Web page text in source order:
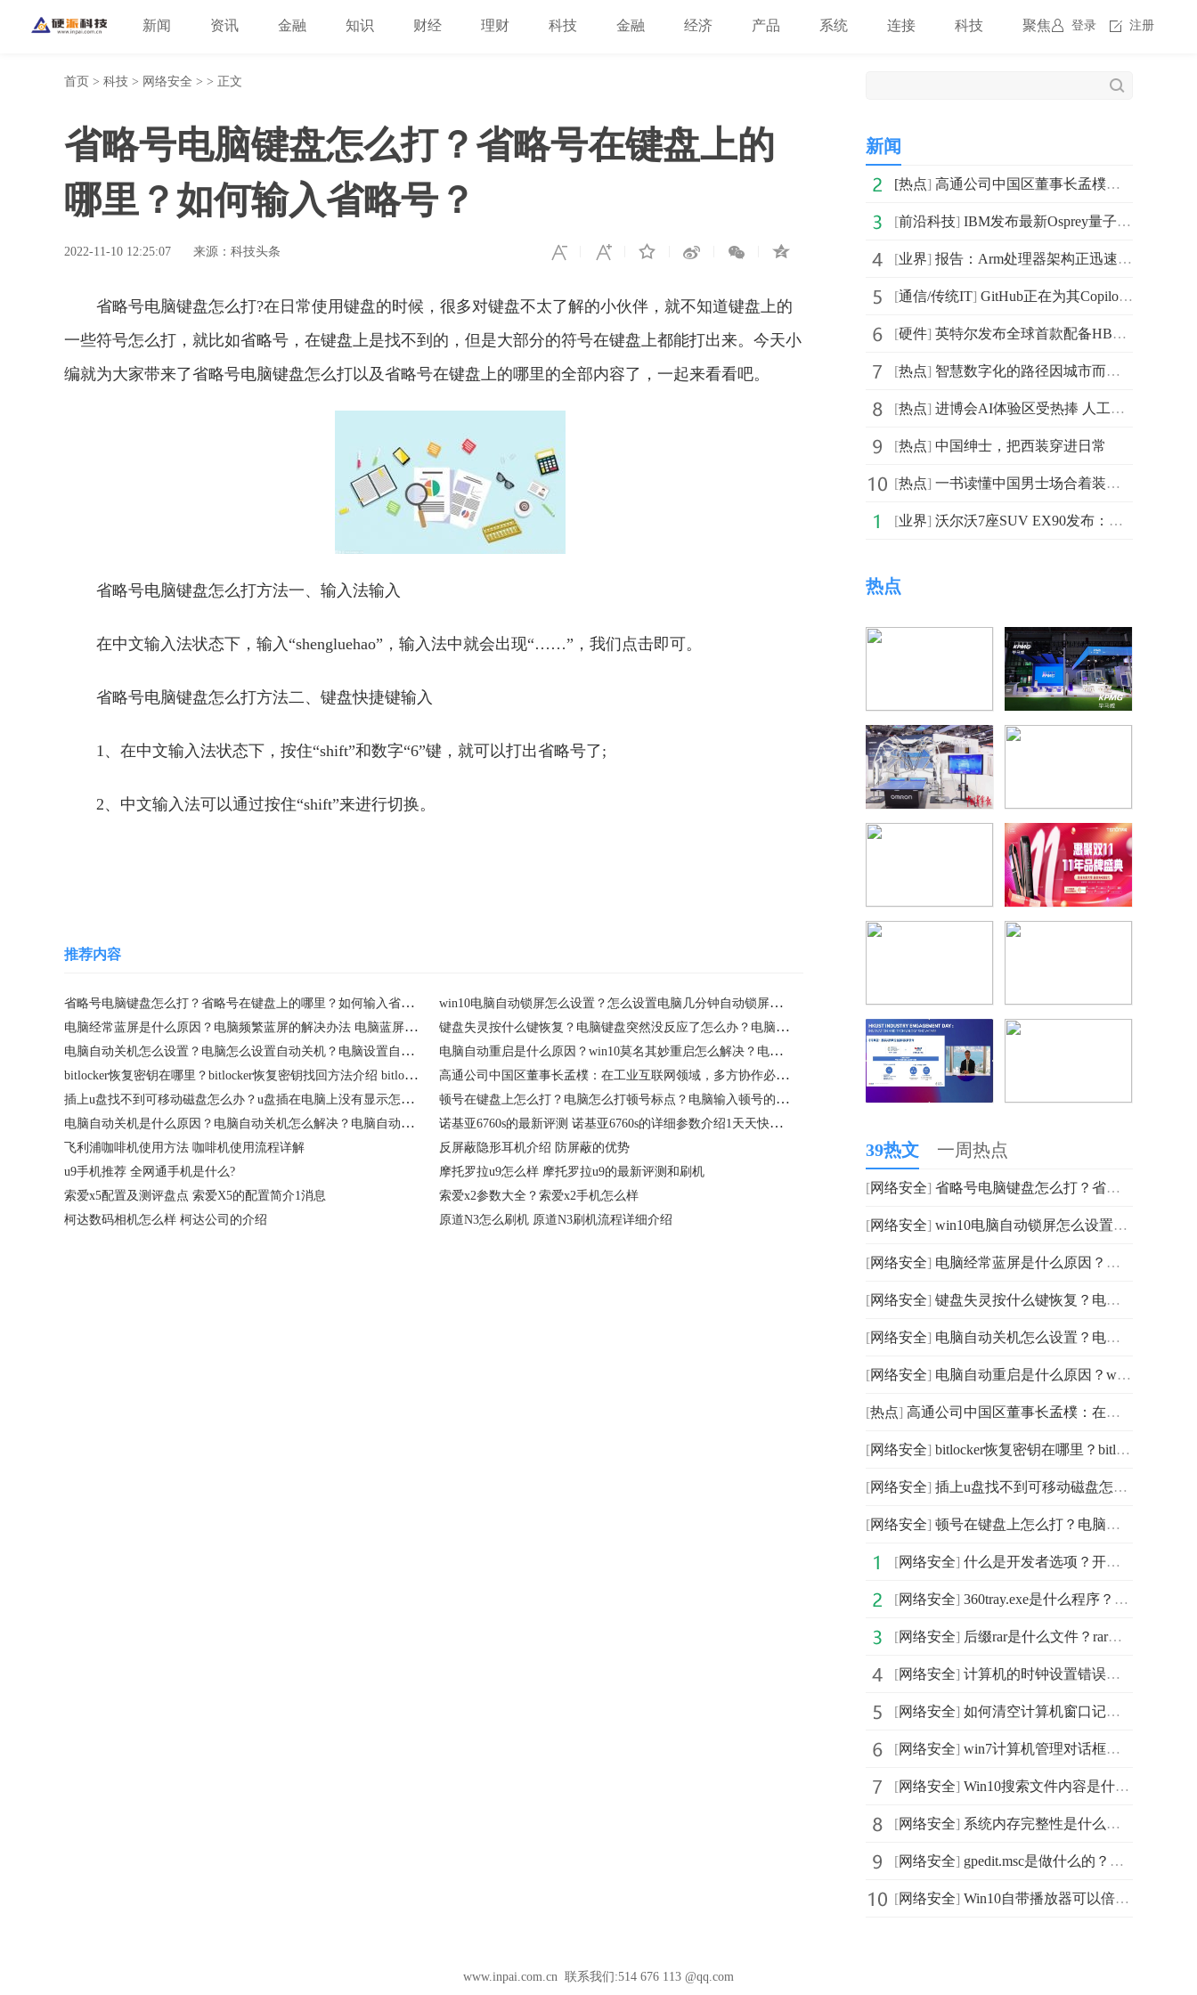
登录 注册
新闻 资讯 金融 知识 财经 理财 科技 金融 经济 产品 系统 连接 科技 聚焦
首页 > 科技 > 网络安全 > > 正文
省略号电脑键盘怎么打？省略号在键盘上的
哪里？如何输入省略号？
2022-11-10 12:25:07 来源：科技头条
省略号电脑键盘怎么打?在日常使用键盘的时候，很多对键盘不太了解的小伙伴，就不知道键盘上的
一些符号怎么打，就比如省略号，在键盘上是找不到的，但是大部分的符号在键盘上都能打出来。今天小
编就为大家带来了省略号电脑键盘怎么打以及省略号在键盘上的哪里的全部内容了，一起来看看吧。
省略号电脑键盘怎么打方法一、输入法输入
在中文输入法状态下，输入“shengluehao”，输入法中就会出现“……”，我们点击即可。
省略号电脑键盘怎么打方法二、键盘快捷键输入
1、在中文输入法状态下，按住“shift”和数字“6”键，就可以打出省略号了;
2、中文输入法可以通过按住“shift”来进行切换。
推荐内容
省略号电脑键盘怎么打？省略号在键盘上的哪里？如何输入省略号？
win10电脑自动锁屏怎么设置？怎么设置电脑几分钟自动锁屏？电脑自动锁屏设置方法
电脑经常蓝屏是什么原因？电脑频繁蓝屏的解决办法 电脑蓝屏解决方法介绍
键盘失灵按什么键恢复？电脑键盘突然没反应了怎么办？电脑键盘失灵该怎么解决？
电脑自动关机怎么设置？电脑怎么设置自动关机？电脑设置自动关机的方法
电脑自动重启是什么原因？win10莫名其妙重启怎么解决？电脑自动重启解决方法
bitlocker恢复密钥在哪里？bitlocker恢复密钥找回方法介绍 bitlocker恢复密钥如何找回？
高通公司中国区董事长孟樸：在工业互联网领域，多方协作必不可少
插上u盘找不到可移动磁盘怎么办？u盘插在电脑上没有显示怎么办？u盘插上电脑不显示解决方法
顿号在键盘上怎么打？电脑怎么打顿号标点？电脑输入顿号的方法
电脑自动关机是什么原因？电脑自动关机怎么解决？电脑自动关机的解决方法介绍
诺基亚6760s的最新评测 诺基亚6760s的详细参数介绍1天天快看点
飞利浦咖啡机使用方法 咖啡机使用流程详解
反屏蔽隐形耳机介绍 防屏蔽的优势
u9手机推荐 全网通手机是什么?
摩托罗拉u9怎么样 摩托罗拉u9的最新评测和刷机
索爱x5配置及测评盘点 索爱X5的配置简介1消息
索爱x2参数大全？索爱x2手机怎么样
柯达数码相机怎么样 柯达公司的介绍
原道N3怎么刷机 原道N3刷机流程详细介绍
新闻
[热点] 高通公司中国区董事长孟樸：在工业互联网领域，多方协作
[前沿科技] IBM发布最新Osprey量子计算芯片 目标是到2023年底上线
[业界] 报告：Arm处理器架构正迅速打入笔记本电脑市场 将在2023
[通信/传统IT] GitHub正在为其Copilot软件测试一种新的基于语音的交互系统
[硬件] 英特尔发布全球首款配备HBM内存的x86 CPU 采用基于EMIB的设计
[热点] 智慧数字化的路径因城市而异，但关键要打造良好市民体验
[热点] 进博会AI体验区受热捧 人工智能赋能已在路上
[热点] 中国绅士，把西装穿进日常
[热点] 一书读懂中国男士场合着装，演绎《绅装》
[业界] 沃尔沃7座SUV EX90发布：基于全新原生纯电平台打造
热点
39热文 一周热点
[网络安全] 省略号电脑键盘怎么打？省略号在键盘上的哪里？如何输入
[网络安全] win10电脑自动锁屏怎么设置？怎么设置电脑几分钟自动锁屏
[网络安全] 电脑经常蓝屏是什么原因？电脑频繁蓝屏的解决办法 电脑
[网络安全] 键盘失灵按什么键恢复？电脑键盘突然没反应了怎么办？电
[网络安全] 电脑自动关机怎么设置？电脑怎么设置自动关机？电脑设置
[网络安全] 电脑自动重启是什么原因？win10莫名其妙重启怎么解决？电
[热点] 高通公司中国区董事长孟樸：在工业互联网领域，多方协作
[网络安全] bitlocker恢复密钥在哪里？bitlocker恢复密钥找回方法介
[网络安全] 插上u盘找不到可移动磁盘怎么办？u盘插在电脑上没有显示
[网络安全] 顿号在键盘上怎么打？电脑怎么打顿号标点？电脑输入顿号
[网络安全] 什么是开发者选项？开发者选项有什么用？如何使用开发者
[网络安全] 360tray.exe是什么程序？360tray.exe有危险吗？360tray.e
[网络安全] 后缀rar是什么文件？rar文件怎么打开？rar文件使用方法
[网络安全] 计算机的时钟设置错误怎么办？win10打开chrome浏览器提示
[网络安全] 如何清空计算机窗口记录？运行对话框历史记录可以清除吗
[网络安全] win7计算机管理对话框功能是什么？win7如何打开运行对话
[网络安全] Win10搜索文件内容是什么意思？Win10怎么搜索文件内容？W
[网络安全] 系统内存完整性是什么？系统内存完整性无法打开怎么办？
[网络安全] gpedit.msc是做什么的？Win11找不到gpedit.msc怎么办？Wi
[网络安全] Win10自带播放器可以倍速播放吗？Win10自带播放器怎么倍
www.inpai.com.cn 联系我们:514 676 113 @qq.com